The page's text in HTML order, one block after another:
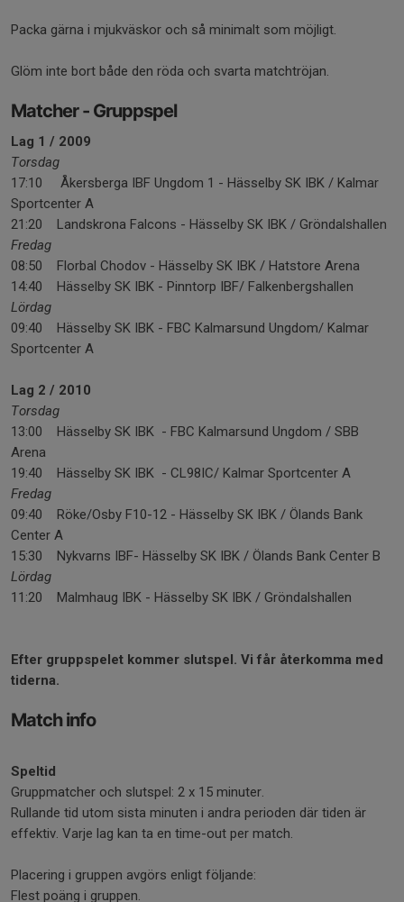
Packa gärna i mjukväskor och så minimalt som möjligt.
Glöm inte bort både den röda och svarta matchtröjan.
Matcher - Gruppspel
Lag 1 / 2009
Torsdag
17:10 Åkersberga IBF Ungdom 1 - Hässelby SK IBK / Kalmar
Sportcenter A
21:20 Landskrona Falcons - Hässelby SK IBK / Gröndalshallen
Fredag
08:50 Florbal Chodov - Hässelby SK IBK / Hatstore Arena
14:40 Hässelby SK IBK - Pinntorp IBF/ Falkenbergshallen
Lördag
09:40 Hässelby SK IBK - FBC Kalmarsund Ungdom/ Kalmar
Sportcenter A
Lag 2 / 2010
Torsdag
13:00 Hässelby SK IBK - FBC Kalmarsund Ungdom / SBB
Arena
19:40 Hässelby SK IBK - CL98IC/ Kalmar Sportcenter A
Fredag
09:40 Röke/Osby F10-12 - Hässelby SK IBK / Ölands Bank
Center A
15:30 Nykvarns IBF- Hässelby SK IBK / Ölands Bank Center B
Lördag
11:20 Malmhaug IBK - Hässelby SK IBK / Gröndalshallen
Efter gruppspelet kommer slutspel. Vi får återkomma med
tiderna.
Match info
Speltid
Gruppmatcher och slutspel: 2 x 15 minuter.
Rullande tid utom sista minuten i andra perioden där tiden är
effektiv. Varje lag kan ta en time-out per match.
Placering i gruppen avgörs enligt följande:
Flest poäng i gruppen.